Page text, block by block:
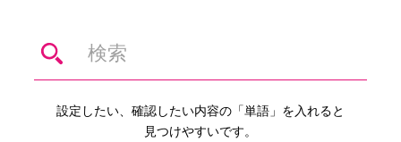
設定したい、確認したい内容の「単語」を入れると
見つけやすいです。